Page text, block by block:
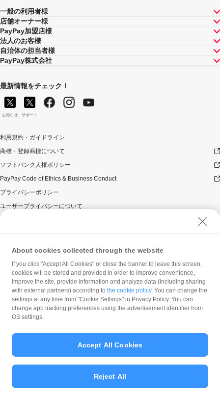
一般の利用者様
店舗オーナー様
PayPay加盟店様
法人のお客様
自治体の担当者様
PayPay株式会社
最新情報をチェック！
お知らせ サポート
利用規約・ガイドライン
商標・登録商標について
ソフトバンク人権ポリシー
PayPay Code of Ethics & Business Conduct
プライバシーポリシー
ユーザープライバシーについて
ウェブサイト利用規約
反社会的勢力に対する方針
勧誘方針
マネロン等基本方針
カスタマーハラスメントに関する当社の考え方
© PayPay Corporation
About cookies collected through the website
If you click "Accept All Cookies" or close the banner to leave this screen,
cookies will be stored and provided in order to improve convenience,
improve the site, provide information and analyze data (including sharing
with external partners) according to the cookie policy. You can change the
settings at any time from "Cookie Settings" in Privacy Policy. You can
change app tracking preferences using the advertisement identifier from
OS settings.
Reject All
Accept All Cookies